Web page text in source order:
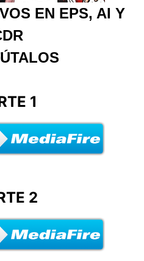
EN EPS, AI Y
1
2